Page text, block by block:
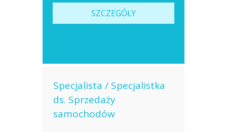
SZCZEGÓŁY
Specjalista / Specjalistka
ds. Sprzedaży
samochodów